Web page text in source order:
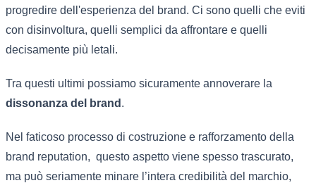
progredire dell'esperienza del brand. Ci sono quelli che eviti
con disinvoltura, quelli semplici da affrontare e quelli
decisamente più letali.
Tra questi ultimi possiamo sicuramente annoverare la
dissonanza del brand .
Nel faticoso processo di costruzione e rafforzamento della
brand reputation, questo aspetto viene spesso trascurato,
ma può seriamente minare l’intera credibilità del marchio,